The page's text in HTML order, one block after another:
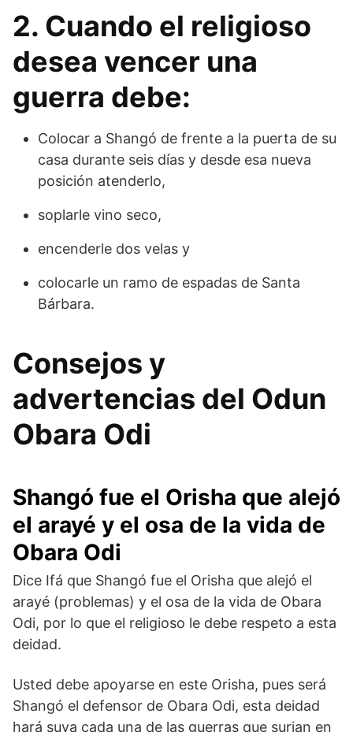
2. Cuando el religioso
desea vencer una
guerra debe:
Colocar a Shangó de frente a la puerta de su
casa durante seis días y desde esa nueva
posición atenderlo,
soplarle vino seco,
encenderle dos velas y
colocarle un ramo de espadas de Santa
Bárbara.
Consejos y
advertencias del Odun
Obara Odi
Shangó fue el Orisha que alejó
el arayé y el osa de la vida de
Obara Odi
Dice Ifá que Shangó fue el Orisha que alejó el
arayé (problemas) y el osa de la vida de Obara
Odi, por lo que el religioso le debe respeto a esta
deidad.
Usted debe apoyarse en este Orisha, pues será
Shangó el defensor de Obara Odi, esta deidad
hará suya cada una de las guerras que surjan en